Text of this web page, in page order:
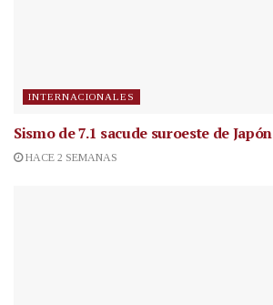
INTERNACIONALES
Sismo de 7.1 sacude suroeste de Japón
HACE 2 SEMANAS